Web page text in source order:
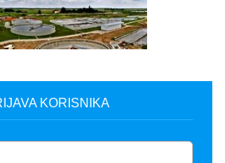
KORISNIKA